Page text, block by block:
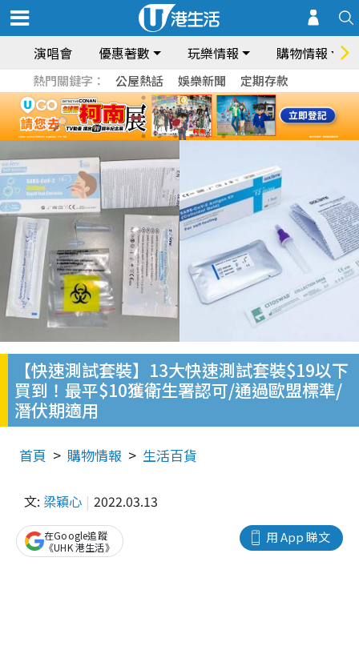
演唱會 優惠著數 玩樂情報 購物情報
熱門關鍵字： 公屋熱話 娛樂新聞 定期存款
【快速測試套裝】13大快速測試套裝$19以下
買到！最平$10獲衛生署認可/通過歐盟標準/
潛伏期適用
首頁 購物情報 生活百貨
文: 梁穎心 2022.03.13
用 App 睇文
在Google追蹤
《UHK 港生活》